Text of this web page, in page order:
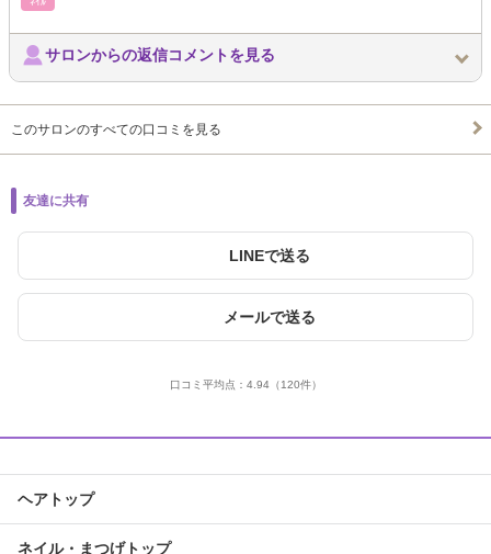
サロンからの返信コメントを見る
このサロンのすべての口コミを見る
友達に共有
LINEで送る
メールで送る
口コミ平均点： 4.94（120件）
ヘアトップ
ネイル・まつげトップ